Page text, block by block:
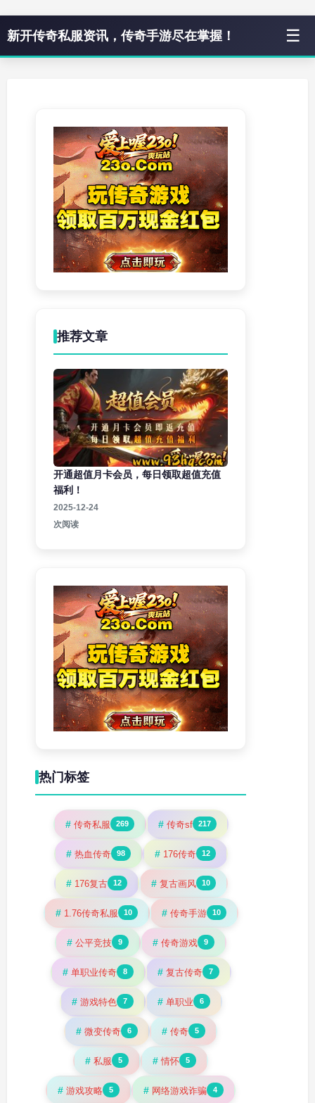
新开传奇私服资讯，传奇手游尽在掌握！ ☰
推荐文章
开通超值月卡会员，每日领取超值充值
福利！
2025-12-24
次阅读
热门标签
# 传奇私服 269 # 传奇sf 217
# 热血传奇 98 # 176传奇 12
# 176复古 12 # 复古画风 10
# 1.76传奇私服 10 # 传奇手游 10
# 公平竞技 9 # 传奇游戏 9
# 单职业传奇 8 # 复古传奇 7
# 游戏特色 7 # 单职业 6
# 微变传奇 6 # 传奇 5
# 私服 5 # 情怀 5
# 游戏攻略 5 # 网络游戏诈骗 4